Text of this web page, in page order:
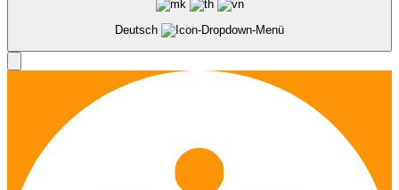
Deutsch